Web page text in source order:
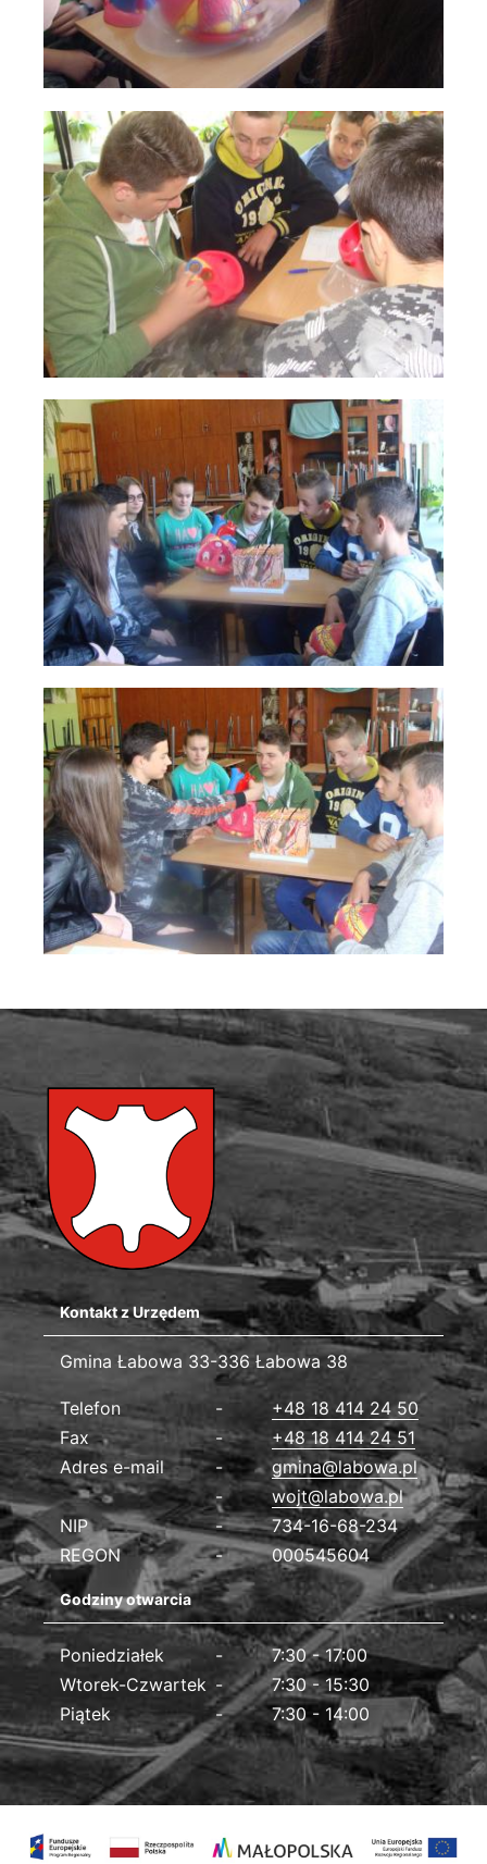
Kontakt z Urzędem
Gmina Łabowa
Gmina Łabowa 33-336 Łabowa 38
Dane kontaktowe
Telefon
+48 18 414 24 50
Fax
+48 18 414 24 51
Adres e-mail
gmina@labowa.pl
wojt@labowa.pl
NIP
734-16-68-234
REGON
000545604
Godziny otwarcia
Poniedziałek
7:30 - 17:00
Wtorek-Czwartek
7:30 - 15:30
Piątek
7:30 - 14:00